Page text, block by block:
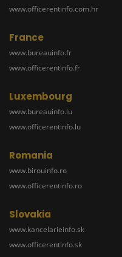
www.officerentinfo.com.hr
France
www.bureauinfo.fr
www.officerentinfo.fr
Luxembourg
www.bureauinfo.lu
www.officerentinfo.lu
Romania
www.birouinfo.ro
www.officerentinfo.ro
Slovakia
www.kancelarieinfo.sk
www.officerentinfo.sk